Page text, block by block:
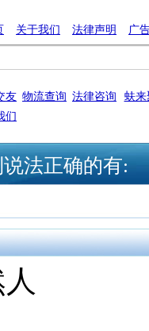
关于我们 法律声明 广
友 物流查询 法律咨询
蚨来
们
法正确的有: